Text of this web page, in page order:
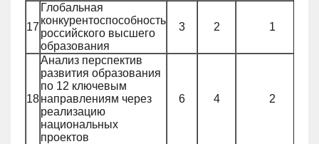
17
Глобальная
конкурентоспособность
российского высшего
образования
3 2 1
18
Анализ перспектив
развития образования
по 12 ключевым
направлениям через
реализацию
национальных
проектов
6 4 2